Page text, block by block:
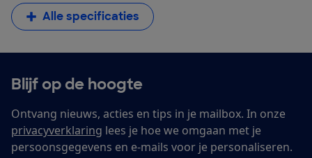
Alle specificaties
Blijf op de hoogte
Ontvang nieuws, acties en tips in je mailbox. In onze
privacyverklaring lees je hoe we omgaan met je
persoonsgegevens en e-mails voor je personaliseren.